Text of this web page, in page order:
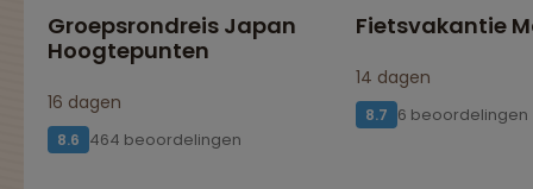
Groepsrondreis Japan
Hoogtepunten
16 dagen
8.6 464 beoordelingen
Fietsvakantie
14 dagen
8.7 6 beoordelingen